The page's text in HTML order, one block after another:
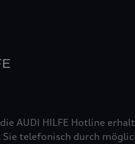
AUDI HILFE Hotline
telefonisch durch